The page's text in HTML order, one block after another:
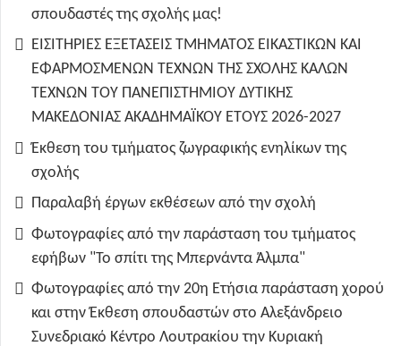
σπουδαστές της σχολής μας!
ΕΙΣΙΤΗΡΙΕΣ ΕΞΕΤΑΣΕΙΣ ΤΜΗΜΑΤΟΣ ΕΙΚΑΣΤΙΚΩΝ ΚΑΙ
ΕΦΑΡΜΟΣΜΕΝΩΝ ΤΕΧΝΩΝ ΤΗΣ ΣΧΟΛΗΣ ΚΑΛΩΝ
ΤΕΧΝΩΝ ΤΟΥ ΠΑΝΕΠΙΣΤΗΜΙΟΥ ΔΥΤΙΚΗΣ
ΜΑΚΕΔΟΝΙΑΣ ΑΚΑΔΗΜΑΪΚΟΥ ΕΤΟΥΣ 2026-2027
Έκθεση του τμήματος ζωγραφικής ενηλίκων της
σχολής
Παραλαβή έργων εκθέσεων από την σχολή
Φωτογραφίες από την παράσταση του τμήματος
εφήβων "Το σπίτι της Μπερνάντα Άλμπα"
Φωτογραφίες από την 20η Ετήσια παράσταση χορού
και στην Έκθεση σπουδαστών στο Αλεξάνδρειο
Συνεδριακό Κέντρο Λουτρακίου την Κυριακή